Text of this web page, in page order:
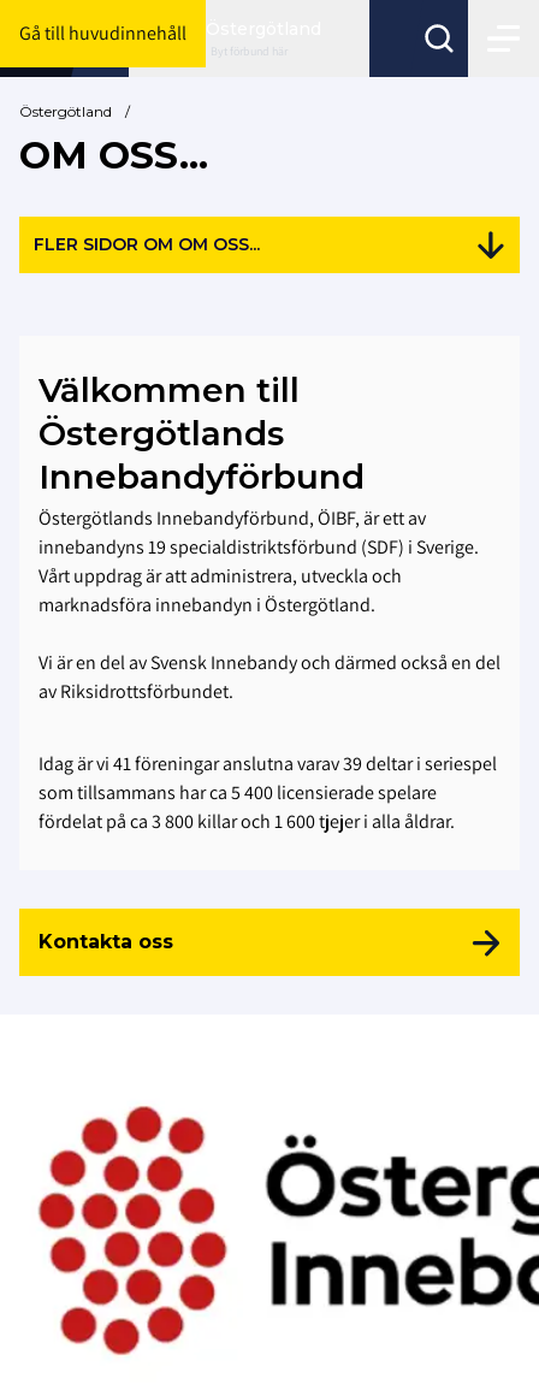
Gå till huvudinnehåll
Byt förbund här
Östergötland /
OM OSS...
FLER SIDOR OM OM OSS...
Välkommen till
Östergötlands
Innebandyförbund
Östergötlands Innebandyförbund, ÖIBF, är ett av
innebandyns 19 specialdistriktsförbund (SDF) i Sverige.
Vårt uppdrag är att administrera, utveckla och
marknadsföra innebandyn i Östergötland.
Vi är en del av Svensk Innebandy och därmed också en del
av Riksidrottsförbundet.
Idag är vi 41 föreningar anslutna varav 39 deltar i seriespel
som tillsammans har ca 5 400 licensierade spelare
fördelat på ca 3 800 killar och 1 600 tjejer i alla åldrar.
Kontakta oss